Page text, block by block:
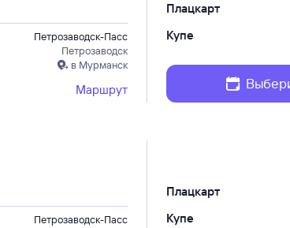
Петрозаводск-Пасс
Петрозаводск
в Мурманск
Маршрут
Плацкарт
Купе
Петрозаводск-Пасс
Плацкарт
Купе